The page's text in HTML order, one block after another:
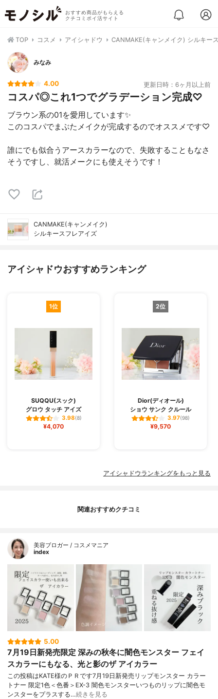
おすすめ商品がもらえる
クチコミポイ活サイト
TOP コスメ アイシャドウ CANMAKE(キャンメイク) シルキー
みなみ
4.00 更新日時：6ヶ月以上前
コスパ◎これ1つでグラデーション完成♡
ブラウン系の01を愛用しています✨
このコスパでまぶたメイクが完成するのでオススメです♡
誰にでも似合うアースカラーなので、失敗することもなさ
そうですし、就活メークにも使えそうです！
CANMAKE(キャンメイク)
シルキースフレアイズ
アイシャドウおすすめランキング
1位
SUQQU(スック)
グロウ タッチ アイズ
3.98(8)
¥4,070
2位
Dior(ディオール)
ショウ サンク クルール
3.97(98)
¥9,570
アイシャドウランキングをもっと見る
関連おすすめクチコミ
美容ブロガー / コスメマニア
index
5.00
7月19日新発売限定 深みの秋冬に闇色モンスター フェイ
スカラーにもなる、光と影のザ アイカラー
この投稿はKATE様のＰＲです7月19日新発売リップモンスター カラー
トナー 限定1色＜色番＞EX-3 闇色モンスターいつものリップに闇色モ
ンスターをプラスする…続きを見る